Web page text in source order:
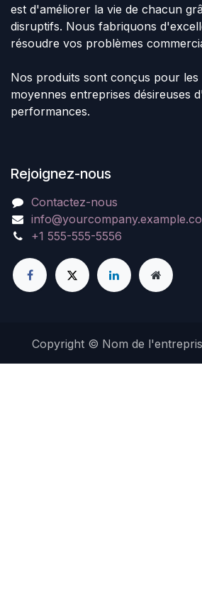
est d'améliorer la vie de chacun
disruptifs. Nous fabriquons
résoudre vos problèmes
Nos produits sont conçus pour les
moyennes entreprises désireuses
performances.
Rejoignez-nous
Contactez-nous
+1 555-555-5556
Copyright © Nom de